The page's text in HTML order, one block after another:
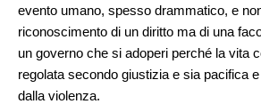
evento umano, spesso drammatico, e
riconoscimento di un diritto ma di una
un governo che si adoperi perché la vita
regolata secondo giustizia e sia pacifica
dalla violenza.